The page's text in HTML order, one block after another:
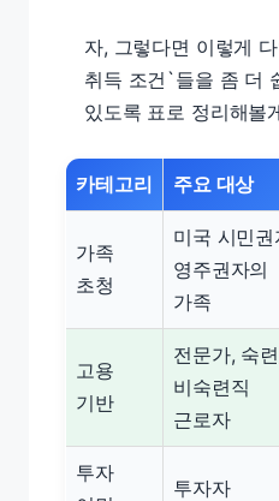
자, 그렇다면 이렇게
취득 조건`들을 좀 더
있도록 표로 정리해볼
카테고리 주요 대상
가족
초청
미국 시민
영주권자의
가족
고용
기반
전문가, 숙
비숙련직
근로자
투자
투자자